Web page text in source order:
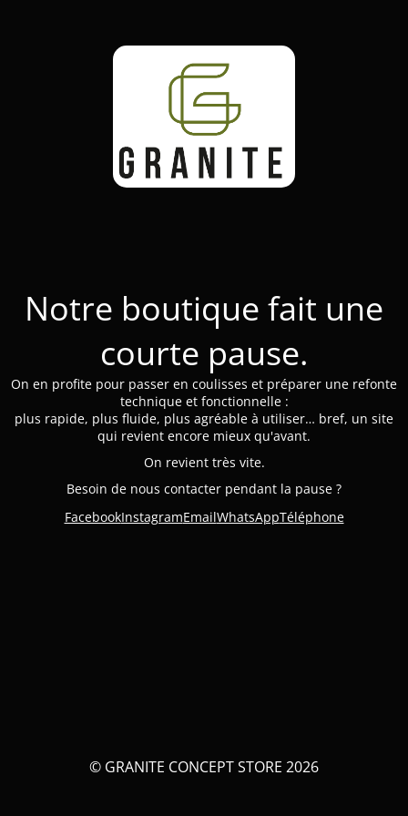
Notre boutique fait une
courte pause.
On en profite pour passer en coulisses et préparer une refonte
technique et fonctionnelle :
plus rapide, plus fluide, plus agréable à utiliser… bref, un site
qui revient encore mieux qu'avant.
On revient très vite.
Besoin de nous contacter pendant la pause ?
FacebookInstagramEmailWhatsAppTéléphone
© GRANITE CONCEPT STORE 2026